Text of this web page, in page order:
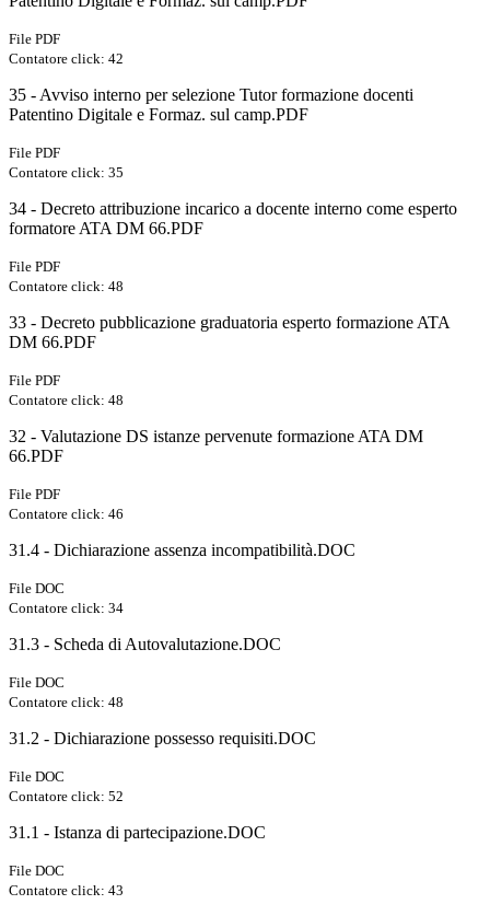
File PDF
Contatore click: 42
35 - Avviso interno per selezione Tutor formazione docenti
Patentino Digitale e Formaz. sul camp.PDF
File PDF
Contatore click: 35
34 - Decreto attribuzione incarico a docente interno come esperto
formatore ATA DM 66.PDF
File PDF
Contatore click: 48
33 - Decreto pubblicazione graduatoria esperto formazione ATA
DM 66.PDF
File PDF
Contatore click: 48
32 - Valutazione DS istanze pervenute formazione ATA DM
66.PDF
File PDF
Contatore click: 46
31.4 - Dichiarazione assenza incompatibilità.DOC
File DOC
Contatore click: 34
31.3 - Scheda di Autovalutazione.DOC
File DOC
Contatore click: 48
31.2 - Dichiarazione possesso requisiti.DOC
File DOC
Contatore click: 52
31.1 - Istanza di partecipazione.DOC
File DOC
Contatore click: 43